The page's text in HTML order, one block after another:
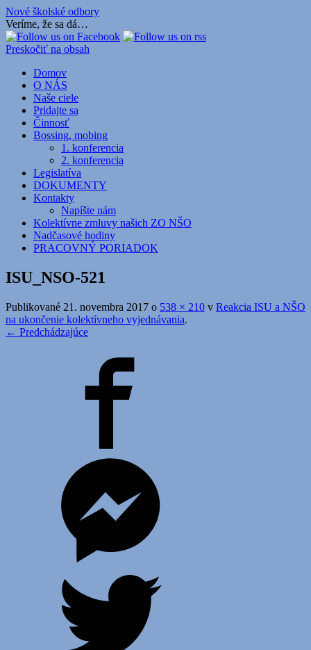
Nové školské odbory
Veríme, že sa dá…
Preskočiť na obsah
Domov
O NÁS
Naše ciele
Pridajte sa
Činnosť
Bossing, mobing
1. konferencia
2. konferencia
Legislatíva
DOKUMENTY
Kontakty
Napíšte nám
Kolektívne zmluvy našich ZO NŠO
Nadčasové hodiny
PRACOVNÝ PORIADOK
ISU_NSO-521
Publikované 21. novembra 2017 o 538 × 210 v Reakcia ISU a NŠO
na ukončenie kolektívneho vyjednávania.
← Predchádzajúce